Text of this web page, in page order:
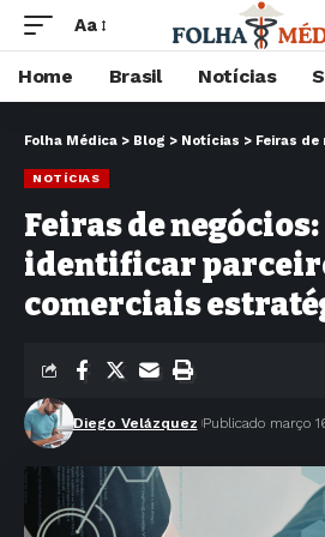
Aa
Home Brasil Notícias
Folha Médica > Blog > Notícias > Feiras de negócios:
NOTÍCIAS
Feiras de
identificar
comerciais
Diego Velázquez Publicado março